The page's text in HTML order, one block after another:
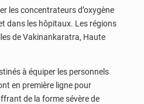
les concentrateurs d’oxygène
dans les hôpitaux. Les régions
de Vakinankaratra, Haute
à équiper les personnels
en première ligne pour
de la forme sévère de